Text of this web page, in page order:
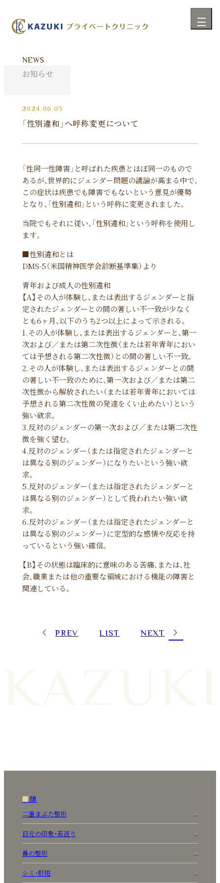
NEWS
お知らせ
2024.06.03
「性別違和」へ呼称変更について
「性同一性障害」と呼ばれた疾患とほぼ同一のもので
あるが、世界的にジェンダー問題の議論が高まる中で、
この症状は疾患でも障害でもないという意見が優勢
となり、「性別違和」という呼称に変更されました。
当院でもそれに従い、「性別違和」という呼称を使用し
ます。
■性別違和とは
DMS-5（米国精神医学会診断基準集）より
青年および成人の性別違和
【A】その人が体験し、または表出するジェンダーと指
定されたジェンダーとの間の著しい不一致が少なく
とも6ヶ月、以下のうち2つ以上によって示される。
1.その人が体験し、または表出するジェンダーと、第一
次および／または第二次性徴（または若年青年におい
ては予想される第二次性徴）との間の著しい不一致。
2.その人が体験し、または表出するジェンダーとの間
の著しい不一致のために、第一次および／または第二
次性徴から解放されたい（または若年青年においては
予想される第二次性徴の発達をくい止めたい）という
強い欲求。
3.反対のジェンダーの第一次および／または第二次性
徴を強く望む。
4.反対のジェンダー（または指定されたジェンダーと
は異なる別のジェンダー）になりたいという強い欲
求。
5.反対のジェンダー（または指定されたジェンダーと
は異なる別のジェンダー）として扱われたい強い欲
求。
6.反対のジェンダー（または指定されたジェンダーと
は異なる別のジェンダー）に定型的な感情や反応を持
っているという強い確信。
【B】その状態は臨床的に意味のある苦痛、または、社
会、職業または他の重要な領域における機能の障害と
関連している。
PREV LIST NEXT
顔
二重まぶた整形
目元の印象・若返り
鼻の整形
シミ・肝斑